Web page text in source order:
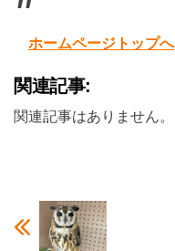
ホームページトップへ
関連記事:
関連記事はありません。